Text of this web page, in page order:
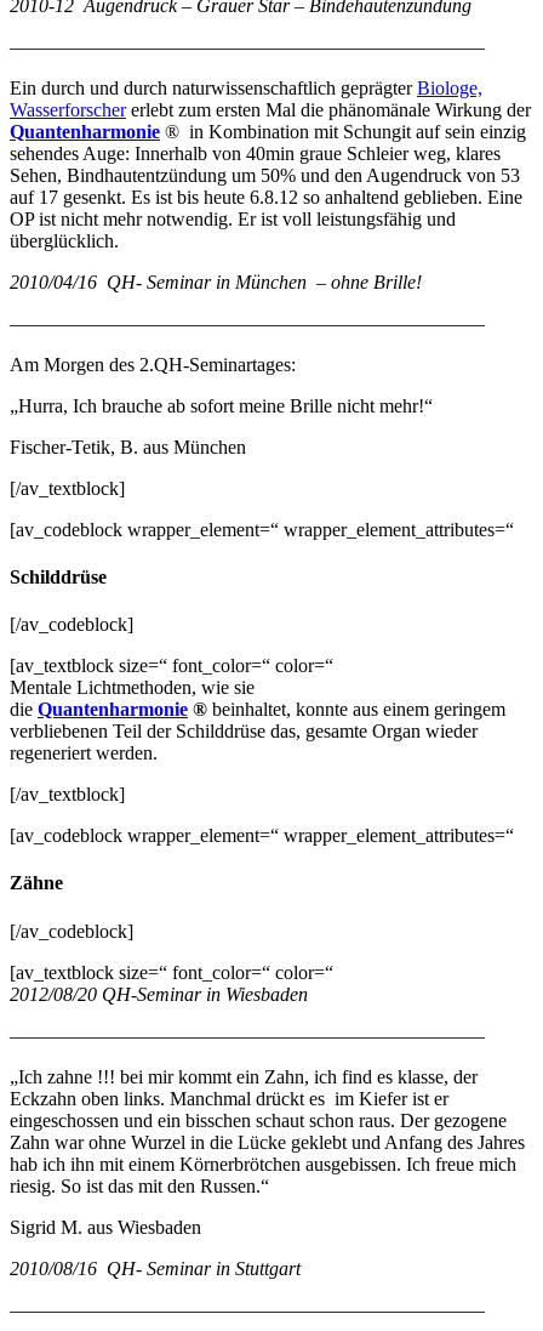
2010-12 Augendruck – Grauer Star – Bindehautenzündung
————————————————————————–
Ein durch und durch naturwissenschaftlich geprägterBiologe,
Wasserforschererlebt zum ersten Mal die phänomänale Wirkung der
Quantenharmonie ® in Kombination mit Schungit auf sein einzig
sehendes Auge: Innerhalb von 40min graue Schleier weg, klares
Sehen, Bindhautentzündung um 50% und den Augendruck von 53
auf 17 gesenkt. Es ist bis heute 6.8.12 so anhaltend geblieben. Eine
OP ist nicht mehr notwendig. Er ist voll leistungsfähig und
überglücklich.
2010/04/16 QH- Seminar in München – ohne Brille!
————————————————————————–
Am Morgen des 2.QH-Seminartages:
„Hurra, Ich brauche ab sofort meine Brille nicht mehr!“
Fischer-Tetik, B. aus München
[/av_textblock]
[av_codeblock wrapper_element=“ wrapper_element_attributes=“
Schilddrüse
[/av_codeblock]
[av_textblock size=“ font_color=“ color=“
Mentale Lichtmethoden, wie sie
die Quantenharmonie ® beinhaltet, konnte aus einem geringem
verbliebenen Teil der Schilddrüse das, gesamte Organ wieder
regeneriert werden.
[/av_textblock]
[av_codeblock wrapper_element=“ wrapper_element_attributes=“
Zähne
[/av_codeblock]
[av_textblock size=“ font_color=“ color=“
2012/08/20 QH-Seminar in Wiesbaden
————————————————————————–
„Ich zahne !!! bei mir kommt ein Zahn, ich find es klasse, der
Eckzahn oben links. Manchmal drückt es im Kiefer ist er
eingeschossen und ein bisschen schaut schon raus. Der gezogene
Zahn war ohne Wurzel in die Lücke geklebt und Anfang des Jahres
hab ich ihn mit einem Körnerbrötchen ausgebissen. Ich freue mich
riesig. So ist das mit den Russen.“
Sigrid M. aus Wiesbaden
2010/08/16 QH- Seminar in Stuttgart
————————————————————————–